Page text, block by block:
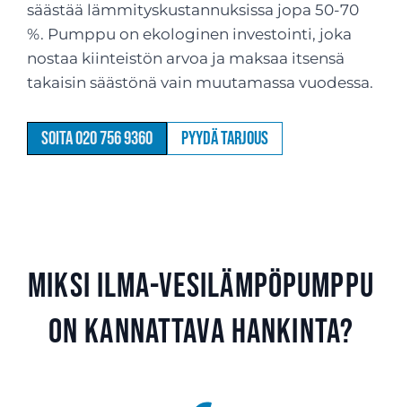
säästää lämmityskustannuksissa jopa 50-70
%. Pumppu on ekologinen investointi, joka
nostaa kiinteistön arvoa ja maksaa itsensä
takaisin säästönä vain muutamassa vuodessa.
Soita 020 756 9360 Pyydä tarjous
Miksi ilma-vesilämpöpumppu
on kannattava hankinta?